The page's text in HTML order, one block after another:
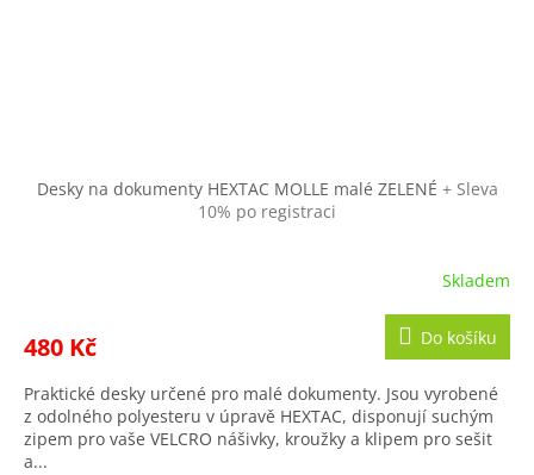
Desky na dokumenty HEXTAC MOLLE malé ZELENÉ + Sleva
10% po registraci
Skladem
480 Kč Do košíku
Praktické desky určené pro malé dokumenty. Jsou vyrobené
z odolného polyesteru v úpravě HEXTAC, disponují suchým
zipem pro vaše VELCRO nášivky, kroužky a klipem pro sešit
a...